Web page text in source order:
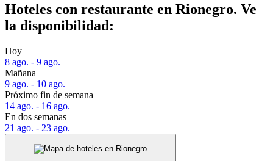
Hoteles con restaurante en Rionegro. Ve
la disponibilidad:
Hoy
8 ago. - 9 ago.
Mañana
9 ago. - 10 ago.
Próximo fin de semana
14 ago. - 16 ago.
En dos semanas
21 ago. - 23 ago.